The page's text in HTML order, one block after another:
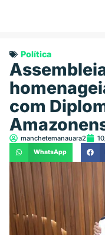
Política
com
manchetemanauara2
WhatsApp